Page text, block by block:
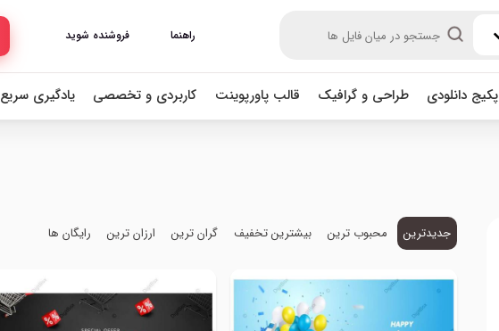
راهنما فروشنده شوید
پکیج دانلودی طراحی و گرافیک قالب پاورپوینت کاربردی و تخصصی یادگیری سریع
جدیدترین محبوب ترین بیشترین تخفیف گران ترین ارزان ترین رایگان ها